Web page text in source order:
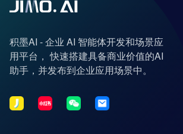
积墨AI - 企业 AI 智能体开发和场景应
用平台， 快速搭建具备商业价值的AI
助手，并发布到企业应用场景中。